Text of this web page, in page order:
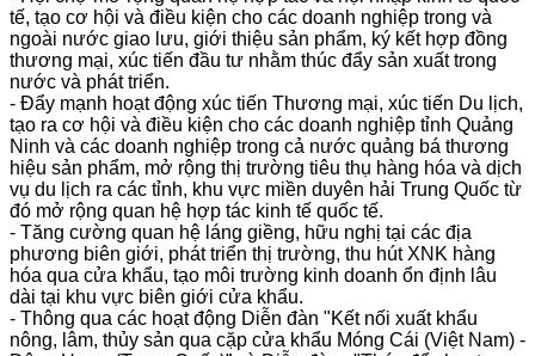
tế, tạo cơ hội và điều kiện cho các doanh nghiệp trong và
ngoài nước giao lưu, giới thiệu sản phẩm, ký kết hợp đồng
thương mại, xúc tiến đầu tư nhằm thúc đẩy sản xuất trong
nước và phát triển.
- Đẩy mạnh hoạt động xúc tiến Thương mại, xúc tiến Du lịch,
tạo ra cơ hội và điều kiện cho các doanh nghiệp tỉnh Quảng
Ninh và các doanh nghiệp trong cả nước quảng bá thương
hiệu sản phẩm, mở rộng thị trường tiêu thụ hàng hóa và dịch
vụ du lịch ra các tỉnh, khu vực miền duyên hải Trung Quốc từ
đó mở rộng quan hệ hợp tác kinh tế quốc tế.
- Tăng cường quan hệ láng giềng, hữu nghị tại các địa
phương biên giới, phát triển thị trường, thu hút XNK hàng
hóa qua cửa khẩu, tạo môi trường kinh doanh ổn định lâu
dài tại khu vực biên giới cửa khẩu.
- Thông qua các hoạt động Diễn đàn "Kết nối xuất khẩu
nông, lâm, thủy sản qua cặp cửa khẩu Móng Cái (Việt Nam) -